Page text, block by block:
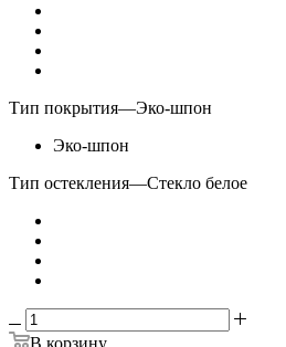
Тип покрытия—Эко-шпон
Эко-шпон
Тип остекления—Стекло белое
В корзину